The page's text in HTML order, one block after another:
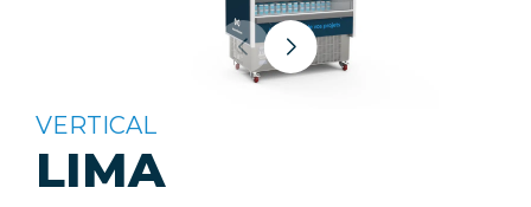
VERTICAL
LIMA